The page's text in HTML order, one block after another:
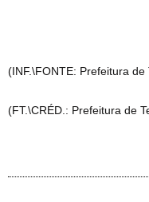
(INF.\FONTE: Prefeitura
(FT.\CRÉD.: Prefeitura de